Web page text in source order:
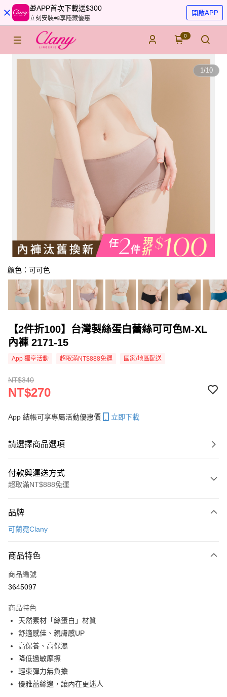
🎁APP首次下載送$300
立刻安裝📲享隱藏優惠
開啟APP
0
1/10
顏色：可可色
【2件折100】台灣製絲蛋白蕾絲可可色M-XL
內褲 2171-15
App 獨享活動 超取滿NT$888免運 國家/地區配送
NT$340
NT$270
App 結帳可享專屬活動優惠價 立即下載
請選擇商品選項
付款與運送方式
超取滿NT$888免運
信用卡一次付款
LINE Pay
Apple Pay
悠遊付
全盈+PAY
AFTEE先享後付
相關說明
【關於「AFTEE先享後付」】
AFTEE先享後付是「在收到商品之後才付款」的支付方式。 讓您購物簡單
ATM付款
品牌
可蘭霓Clany
商品特色
商品編號
3645097
商品特色
天然素材「絲蛋白」材質
舒適感佳、親膚感UP
高保養、高保濕
降低過敏摩擦
輕束彈力無負擔
優雅蕾絲邊，讓內在更迷人